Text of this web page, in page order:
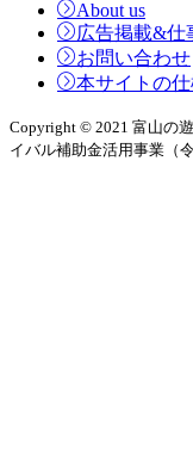
About us
広告掲載&仕
お問い合わせ
本サイトの仕
Copyright © 2021 富山の
イバル補助金活用事業（